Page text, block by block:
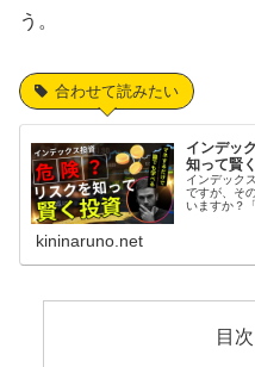
う。
合わせて読みたい
インデッ
知って賢
インデック
ですが、そ
いますか？
kininaruno.net
目次